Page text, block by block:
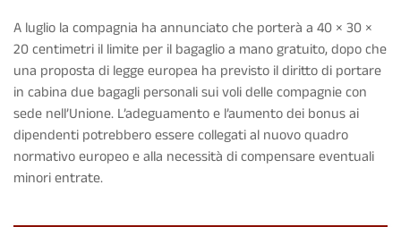
A luglio la compagnia ha annunciato che porterà a 40 × 30 ×
20 centimetri il limite per il bagaglio a mano gratuito, dopo che
una proposta di legge europea ha previsto il diritto di portare
in cabina due bagagli personali sui voli delle compagnie con
sede nell’Unione. L’adeguamento e l’aumento dei bonus ai
dipendenti potrebbero essere collegati al nuovo quadro
normativo europeo e alla necessità di compensare eventuali
minori entrate.